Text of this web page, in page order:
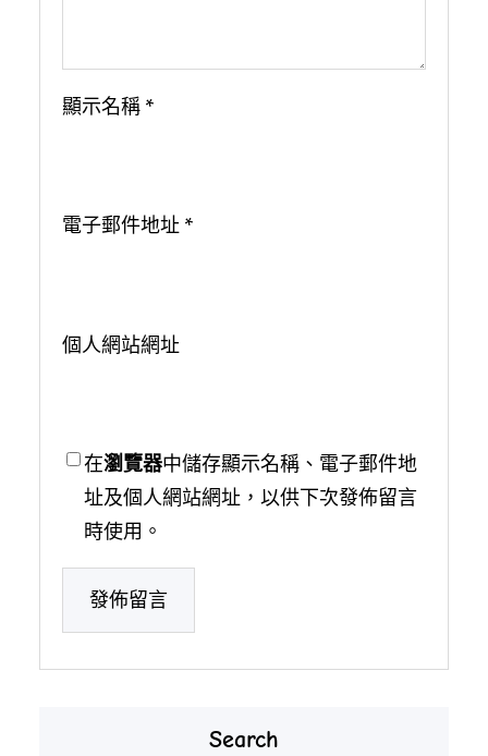
顯示名稱 *
電子郵件地址 *
個人網站網址
在瀏覽器中儲存顯示名稱、電子郵件地
址及個人網站網址，以供下次發佈留言
時使用。
Search